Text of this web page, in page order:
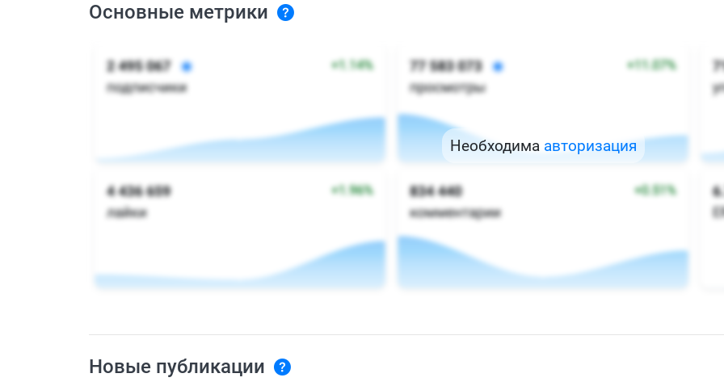
Основные метрики
Необходима авторизация
Новые публикации